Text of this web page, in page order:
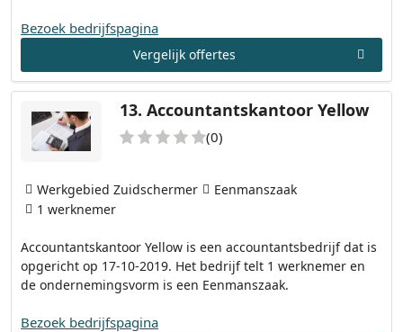
Bezoek bedrijfspagina
Vergelijk offertes
13. Accountantskantoor Yellow
(0)
Accountantskantoor Yellow is een accountantsbedrijf dat is
opgericht op 17-10-2019. Het bedrijf telt 1 werknemer en
de ondernemingsvorm is een Eenmanszaak.
Werkgebied Zuidschermer
Eenmanszaak
1 werknemer
Bezoek bedrijfspagina